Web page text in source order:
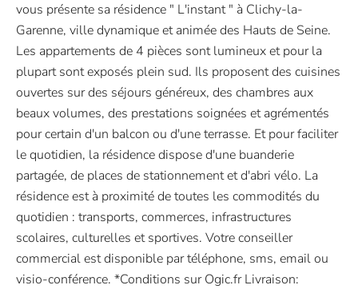
vous présente sa résidence " L'instant " à Clichy-la-
Garenne, ville dynamique et animée des Hauts de Seine.
Les appartements de 4 pièces sont lumineux et pour la
plupart sont exposés plein sud. Ils proposent des cuisines
ouvertes sur des séjours généreux, des chambres aux
beaux volumes, des prestations soignées et agrémentés
pour certain d'un balcon ou d'une terrasse. Et pour faciliter
le quotidien, la résidence dispose d'une buanderie
partagée, de places de stationnement et d'abri vélo. La
résidence est à proximité de toutes les commodités du
quotidien : transports, commerces, infrastructures
scolaires, culturelles et sportives. Votre conseiller
commercial est disponible par téléphone, sms, email ou
visio-conférence. *Conditions sur Ogic.fr Livraison: